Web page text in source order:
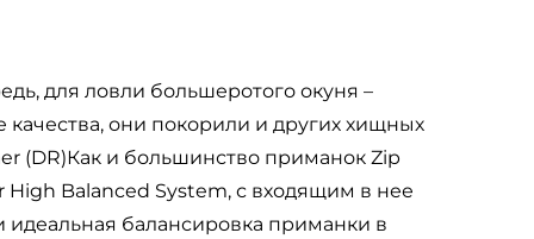
для ловли большеротого окуня –
они покорили и других хищных
(DR)Как и большинство приманок Zip
Balanced System, с входящим в нее
идеальная балансировка приманки в